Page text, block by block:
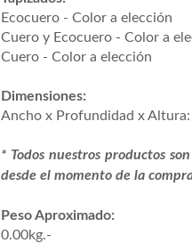
Ecocuero - Color a elección
Cuero y Ecocuero - Color a
Cuero - Color a elección
Dimensiones:
Ancho x Profundidad x
* Todos nuestros productos
desde el momento de la
Peso Aproximado:
0.00kg.-